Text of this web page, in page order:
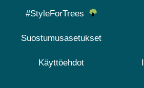
#StyleForTrees
Suostumusasetukset
Käyttöehdot